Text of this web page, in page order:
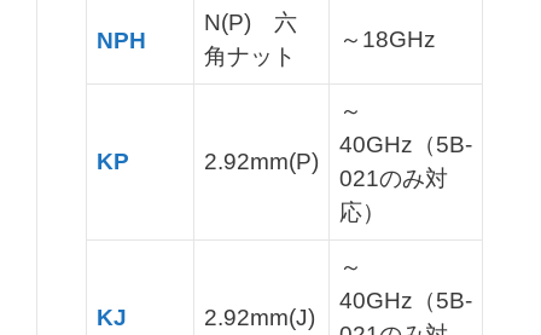
NPH
N(P) 六
角ナット
～18GHz
KP 2.92mm(P)
～
40GHz（5B-
021のみ対
応）
KJ 2.92mm(J)
～
40GHz（5B-